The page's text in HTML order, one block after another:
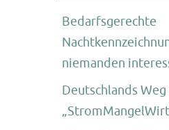
Bedarfsgerechte
niemanden
Deutschlands